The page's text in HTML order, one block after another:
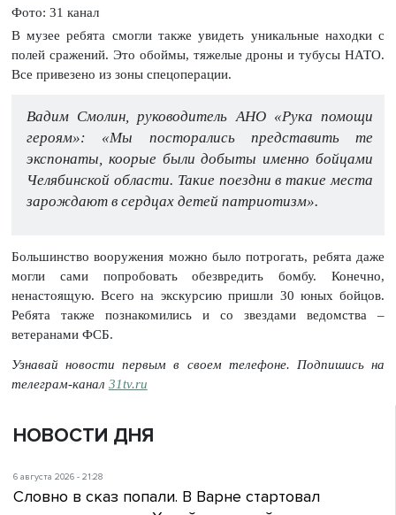
Фото: 31 канал
В музее ребята смогли также увидеть уникальные находки с
полей сражений. Это обоймы, тяжелые дроны и тубусы НАТО.
Все привезено из зоны спецоперации.
Вадим Смолин, руководитель АНО «Рука помощи
героям»: «Мы посторались представить те
экспонаты, коорые были добыты именно бойцами
Челябинской области. Такие поездни в такие места
зарождают в сердцах детей патриотизм».
Большинство вооружения можно было потрогать, ребята даже
могли сами попробовать обезвредить бомбу. Конечно,
ненастоящую. Всего на экскурсию пришли 30 юных бойцов.
Ребята также познакомились и со звездами ведомства –
ветеранами ФСБ.
Узнавай новости первым в своем телефоне. Подпишись на
телеграм-канал 31tv.ru
НОВОСТИ ДНЯ
6 августа 2026 - 21:28
Словно в сказ попали. В Варне стартовал